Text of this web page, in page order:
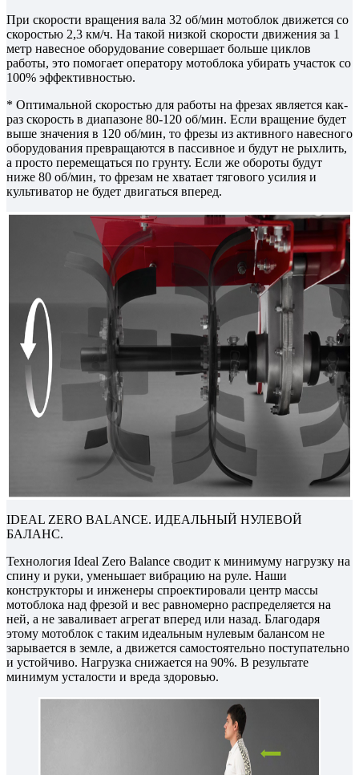
При скорости вращения вала 32 об/мин мотоблок движется со
скоростью 2,3 км/ч. На такой низкой скорости движения за 1
метр навесное оборудование совершает больше циклов
работы, это помогает оператору мотоблока убирать участок со
100% эффективностью.
* Оптимальной скоростью для работы на фрезах является как-
раз скорость в диапазоне 80-120 об/мин. Если вращение будет
выше значения в 120 об/мин, то фрезы из активного навесного
оборудования превращаются в пассивное и будут не рыхлить,
а просто перемещаться по грунту. Если же обороты будут
ниже 80 об/мин, то фрезам не хватает тягового усилия и
культиватор не будет двигаться вперед.
IDEAL ZERO BALANCE. ИДЕАЛЬНЫЙ НУЛЕВОЙ
БАЛАНС.
Технология Ideal Zero Balance сводит к минимуму нагрузку на
спину и руки, уменьшает вибрацию на руле. Наши
конструкторы и инженеры спроектировали центр массы
мотоблока над фрезой и вес равномерно распределяется на
ней, а не заваливает агрегат вперед или назад. Благодаря
этому мотоблок с таким идеальным нулевым балансом не
зарывается в земле, а движется самостоятельно поступательно
и устойчиво. Нагрузка снижается на 90%. В результате
минимум усталости и вреда здоровью.